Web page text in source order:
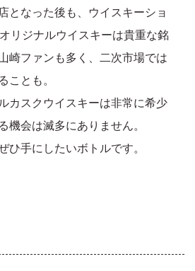
となった後も、ウイスキーショ
リジナルウイスキーは貴重な銘
崎ファンも多く、二次市場では
ことも。
カスクウイスキーは非常に希少
機会は滅多にありません。
ひ手にしたいボトルです。